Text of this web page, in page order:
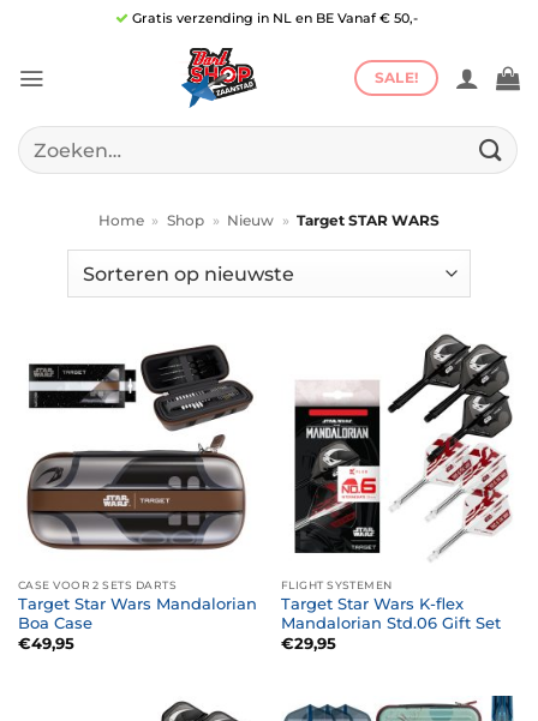
inhoud
Gratis verzending in NL en BE Vanaf € 50,-
SALE!
Zoeken
naar:
Home » Shop » Nieuw » Target STAR WARS
CASE VOOR 2 SETS DARTS
Target Star Wars Mandalorian
Boa Case
€49,95
FLIGHT SYSTEMEN
Target Star Wars K-flex
Mandalorian Std.06 Gift Set
€29,95